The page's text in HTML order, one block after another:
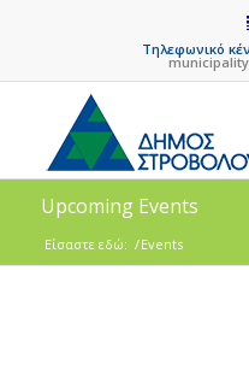
Τηλεφωνικό
Upcoming Events
Είσαστε εδώ: /Events